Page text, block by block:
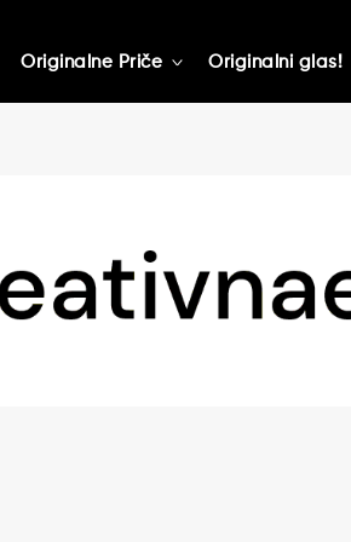
Originalne Priče toggle
Originalni glas!